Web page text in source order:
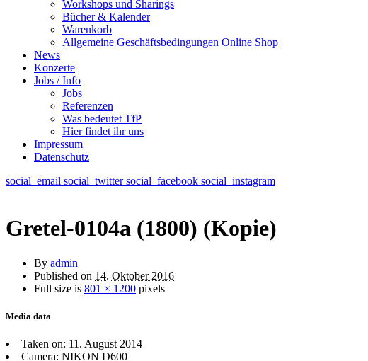
Workshops und Sharings
Bücher & Kalender
Warenkorb
Allgemeine Geschäftsbedingungen Online Shop
News
Konzerte
Jobs / Info
Jobs
Referenzen
Was bedeutet TfP
Hier findet ihr uns
Impressum
Datenschutz
social_email social_twittersocial_facebook social_instagram
Gretel-0104a (1800) (Kopie)
By admin
Published on 14. Oktober 2016
Full size is 801 × 1200 pixels
Media data
Taken on: 11. August 2014
Camera: NIKON D600